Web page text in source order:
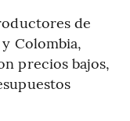
de
Colombia,
precios bajos,